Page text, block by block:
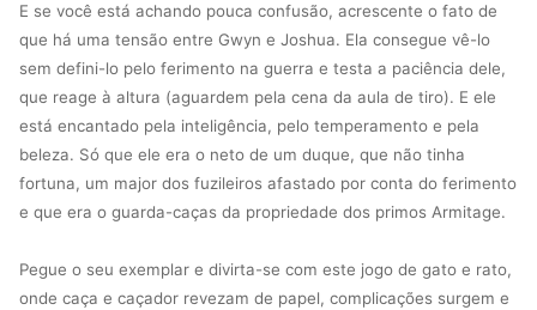
E se você está achando pouca confusão, acrescente o fato de
que há uma tensão entre Gwyn e Joshua. Ela consegue vê-lo
sem defini-lo pelo ferimento na guerra e testa a paciência dele,
que reage à altura (aguardem pela cena da aula de tiro). E ele
está encantado pela inteligência, pelo temperamento e pela
beleza. Só que ele era o neto de um duque, que não tinha
fortuna, um major dos fuzileiros afastado por conta do ferimento
e que era o guarda-caças da propriedade dos primos Armitage.
Pegue o seu exemplar e divirta-se com este jogo de gato e rato,
onde caça e caçador revezam de papel, complicações surgem e